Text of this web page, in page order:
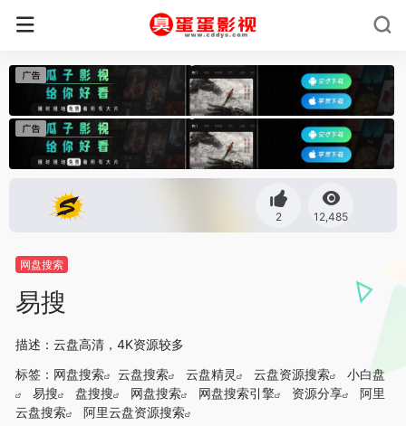
2 12,485
网盘搜索
易搜
描述：云盘高清，4K资源较多
标签： 网盘搜索 云盘搜索 云盘精灵 云盘资源搜索
小白盘
易搜
盘搜搜 网盘搜索 网盘搜索引擎 资源分享
阿里
云盘搜索
阿里云盘资源搜索